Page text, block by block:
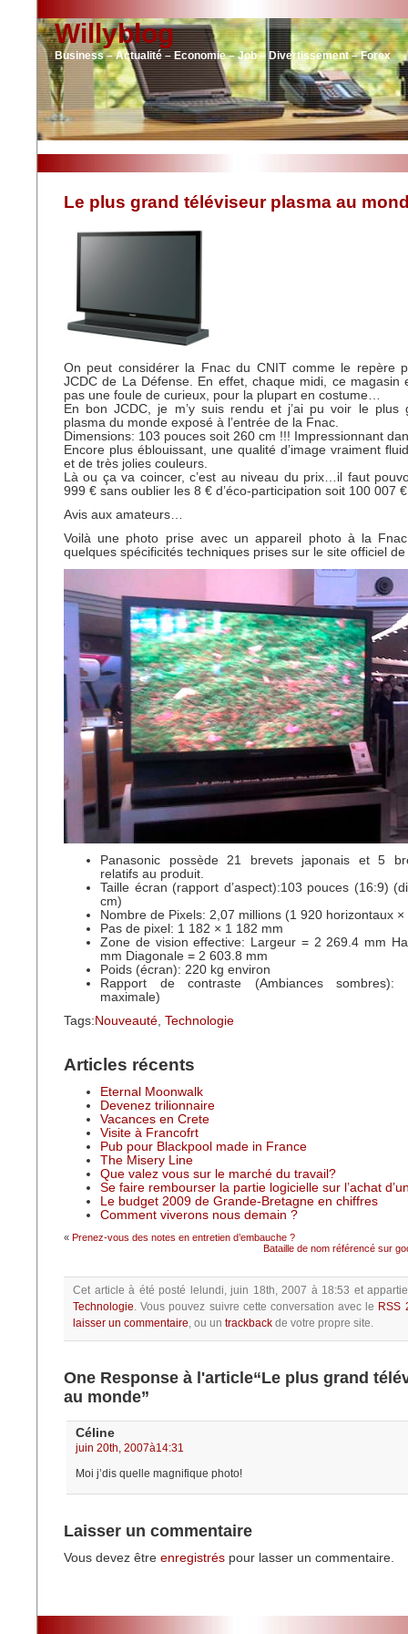
Willyblog
Business – Actualité – Economie – Job – Divertissement – Forex
Le plus grand téléviseur plasma au
On peut considérer la Fnac du CNIT comme le repère
JCDC de La Défense. En effet, chaque midi, ce magasin
pas une foule de curieux, pour la plupart en costume…
En bon JCDC, je m’y suis rendu et j’ai pu voir le plus
plasma du monde exposé à l’entrée de la Fnac.
Dimensions: 103 pouces soit 260 cm !!! Impressionnant
Encore plus éblouissant, une qualité d’image vraiment
et de très jolies couleurs.
Là ou ça va coincer, c’est au niveau du prix…il faut
999 € sans oublier les 8 € d’éco-participation soit 100 007
Avis aux amateurs…
Voilà une photo prise avec un appareil photo à la
quelques spécificités techniques prises sur le site officiel de
Panasonic possède 21 brevets japonais et 5
relatifs au produit.
Taille écran (rapport d’aspect):103 pouces (16:9)
cm)
Nombre de Pixels: 2,07 millions (1 920 horizontaux
Pas de pixel: 1 182 × 1 182 mm
Zone de vision effective: Largeur = 2 269.4 mm
mm Diagonale = 2 603.8 mm
Poids (écran): 220 kg environ
Rapport de contraste (Ambiances sombres):
maximale)
Tags:Nouveauté Technologie
Articles récents
Eternal Moonwalk
Devenez trilionnaire
Vacances en Crete
Visite à Francofrt
Pub pour Blackpool made in France
The Misery Line
Que valez vous sur le marché du travail?
Se faire rembourser la partie logicielle sur l’achat
Le budget 2009 de Grande-Bretagne en chiffres
Comment viverons nous demain ?
« Prenez-vous des notes en entretien d’embauche ?
Bataille de nom référencé sur
Cet article à été posté lelundi, juin 18th, 2007 à 18:53 et
Technologie .Vous pouvez suivre cette conversation avec le RSS
laisser un commentaire , ou un trackback de votre propre site.
One Response à l'article“Le plus grand
au monde”
Céline
juin 20th, 2007à14:31
Moi j’dis quelle magnifique photo!
Laisser un commentaire
Vous devez être enregistrés pour lasser un commentaire.